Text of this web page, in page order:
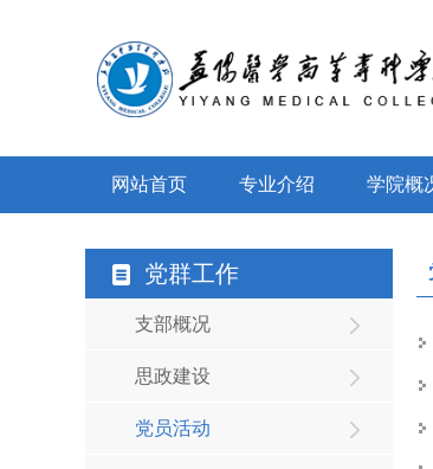
网站首页 专业介绍 学院概
党群工作
支部概况
思政建设
党员活动